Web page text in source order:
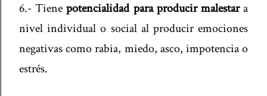
6.- Tienepotencialidad para producir malestara
nivel individual o social al producir emociones
negativas como rabia, miedo, asco, impotencia o
estrés.